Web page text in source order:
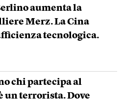
aumenta la
Merz. La Cina
tecnologica.
chi partecipa al
un terrorista. Dove